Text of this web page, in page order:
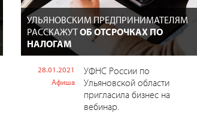
УЛЬЯНОВСКИМ ПРЕДПРИНИМАТЕЛЯМ
РАССКАЖУТОБ ОТСРОЧКАХ ПО
НАЛОГАМ
28.01.2021
Афиша
УФНС России по
Ульяновской области
пригласила бизнес на
вебинар.